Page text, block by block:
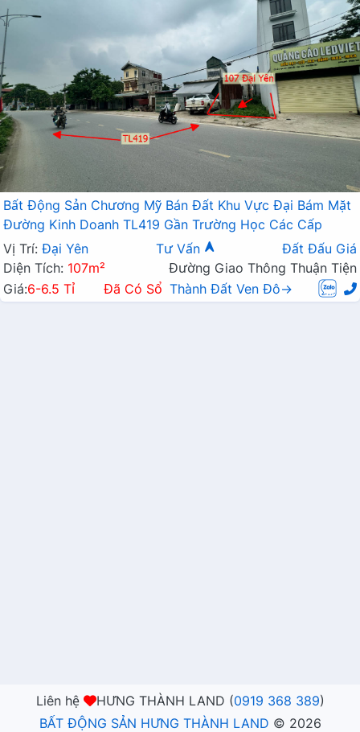
Bất Động Sản Chương Mỹ Bán Đất Khu Vực Đại Bám Mặt
Đường Kinh Doanh TL419 Gần Trường Học Các Cấp
Vị Trí: Đại Yên Tư Vấn
Đất Đấu Giá
Diện Tích: 107m²
Đường Giao Thông Thuận Tiện
Giá:6-6.5 Tỉ Đã Có Sổ Thành Đất Ven Đô→
Liên hệ HƯNG THÀNH LAND (0919 368 389)
BẤT ĐỘNG SẢN HƯNG THÀNH LAND © 2026